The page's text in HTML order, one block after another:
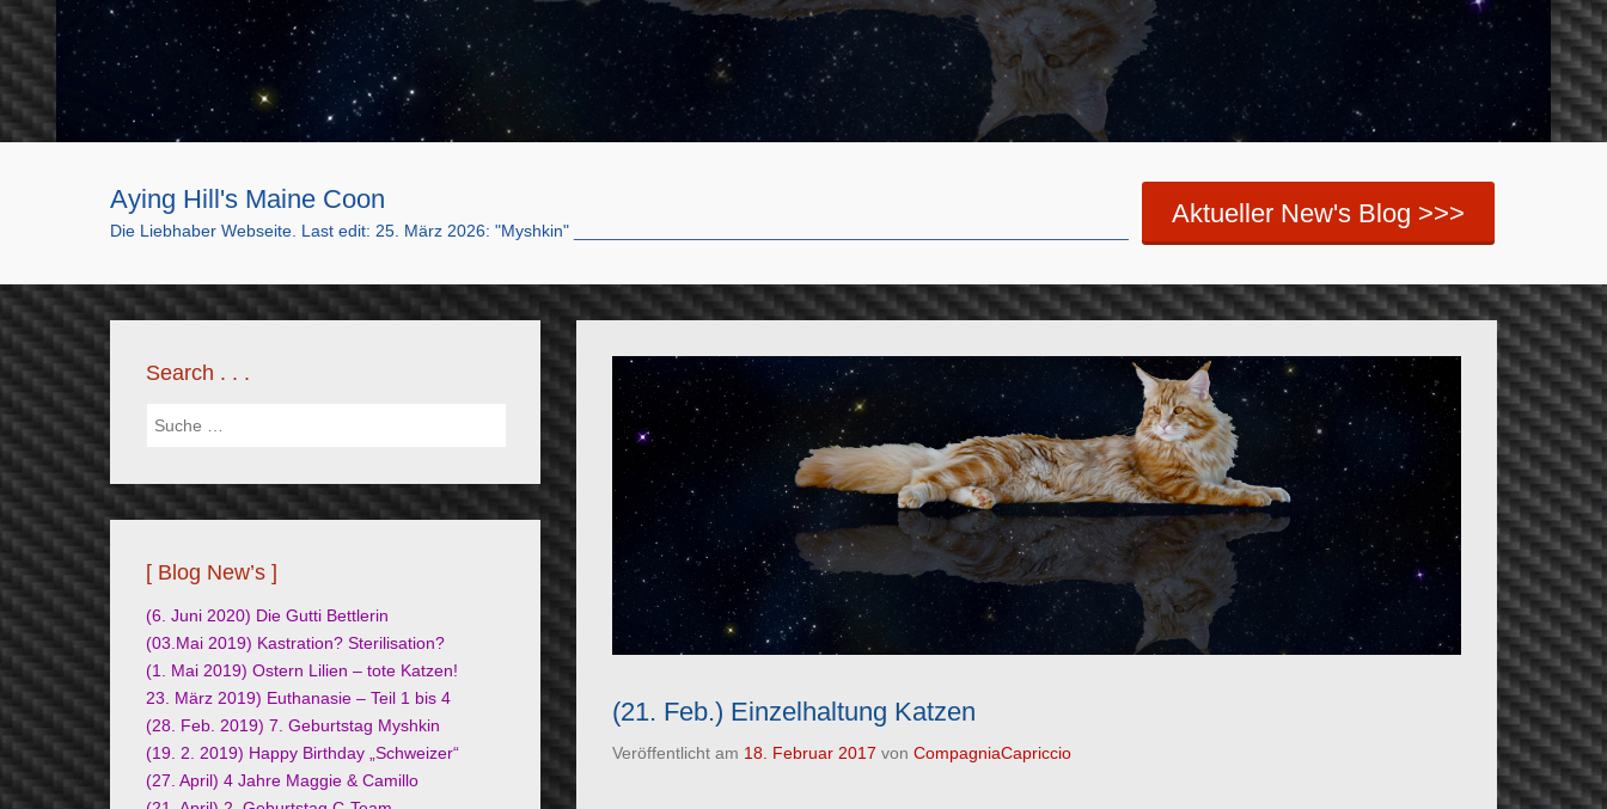
Aying Hill's Maine Coon
Die Liebhaber Webseite. Last edit: 25. März 2026: "Myshkin" __________________________________________________________
Aktueller New's Blog >>>
(21. Feb.) Einzelhaltung Katzen
Veröffentlicht am 18. Februar 2017 von CompagniaCapriccio
Search . . .
Suchen
[ Blog New’s ]
(6. Juni 2020) Die Gutti Bettlerin
(03.Mai 2019) Kastration? Sterilisation?
(1. Mai 2019) Ostern Lilien – tote Katzen!
23. März 2019) Euthanasie – Teil 1 bis 4
(28. Feb. 2019) 7. Geburtstag Myshkin
(19. 2. 2019) Happy Birthday „Schweizer“
(27. April) 4 Jahre Maggie & Camillo